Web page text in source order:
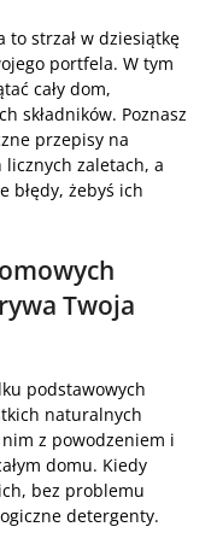
to strzał w dziesiątkę
portfela. W tym
cały dom,
składników. Poznasz
przepisy na
licznych zaletach, a
błędy, żebyś ich
Twoja
podstawowych
naturalnych
z powodzeniem i
domu. Kiedy
bez problemu
detergenty.